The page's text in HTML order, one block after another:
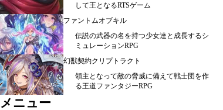
して王となるRTSゲーム
ファントムオブキル
伝説の武器の名を持つ少女達と成長するシ
ミュレーションRPG
幻獣契約クリプトラクト
領主となって敵の脅威に備えて戦士団を作
る王道ファンタジーRPG
メニュー